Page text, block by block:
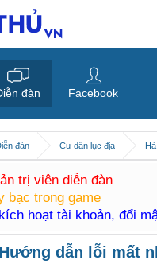
đàn Cư dân lục địa
trị viên diễn đàn
bạc trong game
hoạt tài khoản, đổi
Hướng dẫn lỗi mất
đàn Facebook